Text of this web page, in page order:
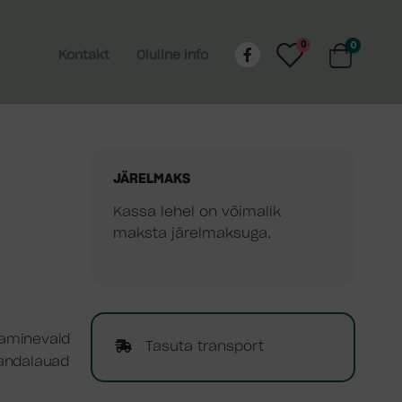
Kontakt Oluline info
0 0
JÄRELMAKS
Kassa lehel on võimalik
maksta järelmaksuga.
Tasuta transport